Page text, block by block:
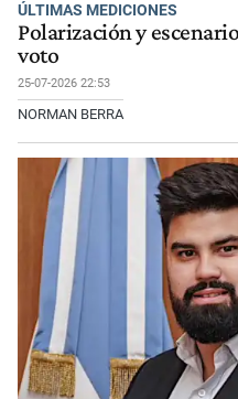
ÚLTIMAS MEDICIONES
Polarización y
voto
25-07-2026 22:53
NORMAN BERRA